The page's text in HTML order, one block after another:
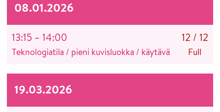
08.01.2026
13:15 – 14:00
Teknologiatila / pieni kuvisluokka / käytävä
12 / 12
Full
19.03.2026